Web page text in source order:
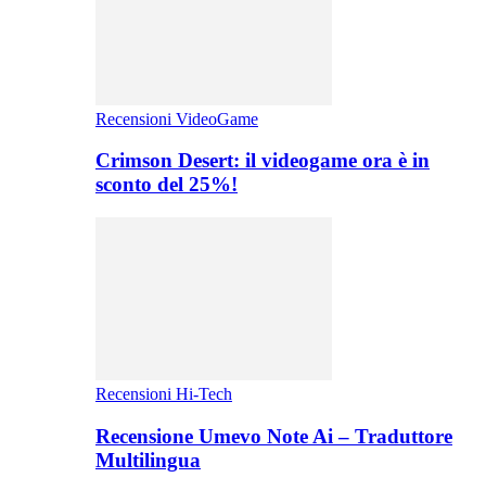
Recensioni VideoGame
Crimson Desert: il videogame ora è in
sconto del 25%!
Recensioni Hi-Tech
Recensione Umevo Note Ai – Traduttore
Multilingua